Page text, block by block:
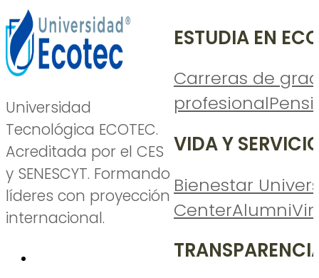
Universidad
Tecnológica ECOTEC.
Acreditada por el CES
y SENESCYT. Formando
líderes con proyección
internacional.
ESTUDIA EN
Carreras de
profesional
VIDA Y
Bienestar
CenterAlumni